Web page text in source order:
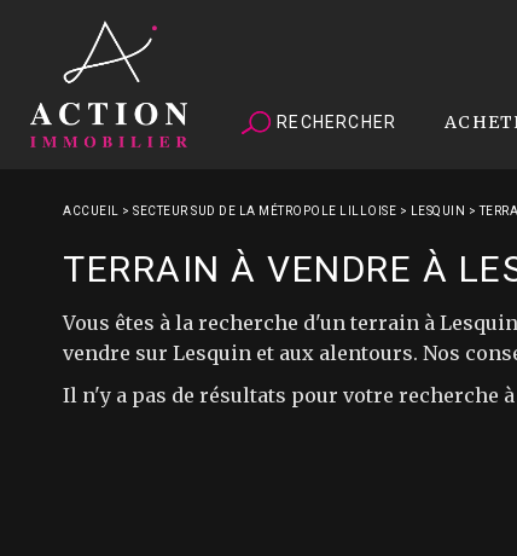
RECHERCHER
ACCUEIL > SECTEUR SUD DE LA MÉTROPOLE LILLOISE > LESQUIN >
TERRAIN À VENDRE À
Vous êtes à la recherche d'un terrain à
vendre sur Lesquin et aux alentours. Nos
Il n'y a pas de résultats pour votre recherche